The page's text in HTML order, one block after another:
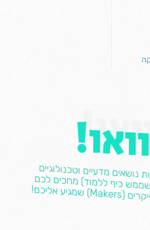
וואו!
נושאים מדעיים וטכנולוגיים
כיף ללמוד) מחכים לכם
(